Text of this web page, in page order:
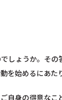
しょうか。そ
始めるにあた
自身の得意な